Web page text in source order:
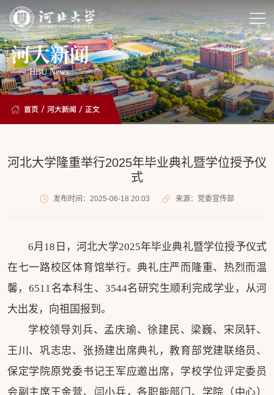
河大新闻
HBU News
首页 /河大新闻 / 正文
河北大学隆重举行2025年毕业典礼暨学位授予仪
式
发布时间：2025-06-18 20:03 来源：党委宣传部
6月18日，河北大学2025年毕业典礼暨学位授予仪式
在七一路校区体育馆举行。典礼庄严而隆重、热烈而温
馨，6511名本科生、3544名研究生顺利完成学业，从河
大出发，向祖国报到。
学校领导刘兵、孟庆瑜、徐建民、梁巍、宋凤轩、
王川、巩志忠、张扬建出席典礼，教育部党建联络员、
保定学院原党委书记王军应邀出席，学校学位评定委员
会副主席王金营、闫小兵，各职能部门、学院（中心）